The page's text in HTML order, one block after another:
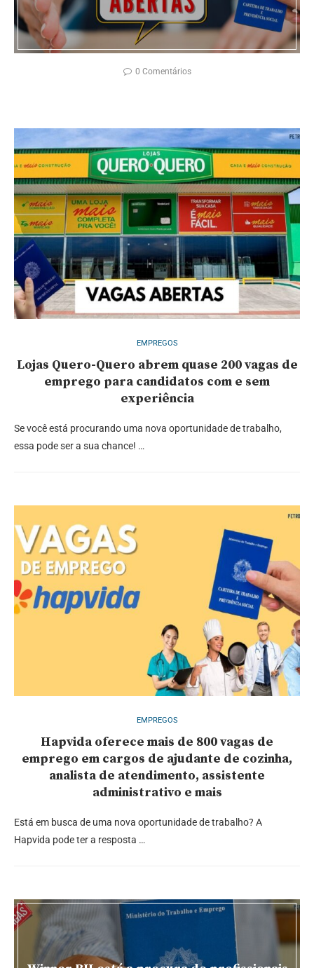
0 Comentários
EMPREGOS
Lojas Quero-Quero abrem quase 200 vagas de
emprego para candidatos com e sem
experiência
Se você está procurando uma nova oportunidade de trabalho,
essa pode ser a sua chance! …
EMPREGOS
Hapvida oferece mais de 800 vagas de
emprego em cargos de ajudante de cozinha,
analista de atendimento, assistente
administrativo e mais
Está em busca de uma nova oportunidade de trabalho? A
Hapvida pode ter a resposta …